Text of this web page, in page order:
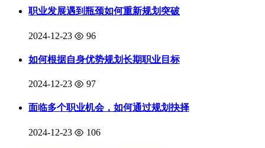
职业发展遇到瓶颈如何重新规划突破
2024-12-23 96
如何根据自身优势规划长期职业目标
2024-12-23 97
面临多个职业机会，如何通过规划抉择
2024-12-23 106